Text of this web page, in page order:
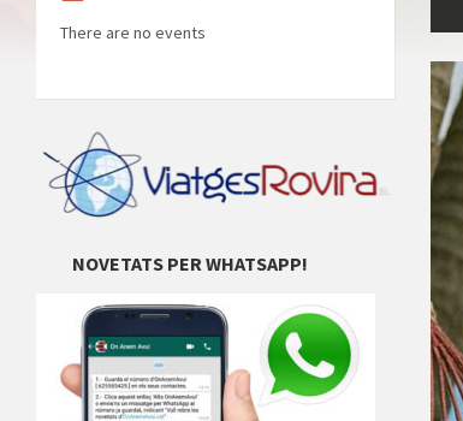
There are no events
NOVETATS PER WHATSAPP!